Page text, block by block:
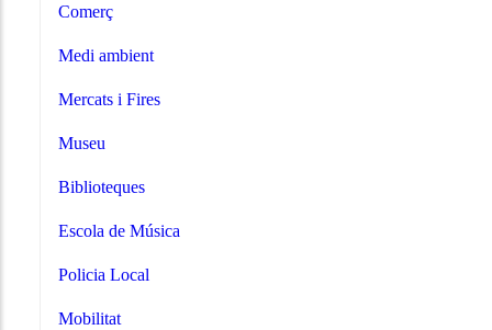
Comerç
Medi ambient
Mercats i Fires
Museu
Biblioteques
Escola de Música
Policia Local
Mobilitat